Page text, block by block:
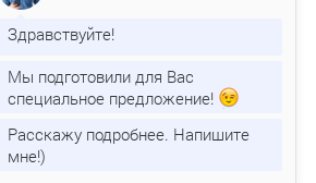
Здравствуйте!
Мы подготовили для Вас
специальное предложение!
Расскажу подробнее. Напишите
мне!)